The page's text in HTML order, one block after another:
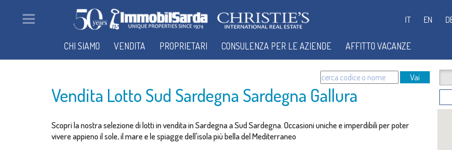
Vai
Vendita Lotto Sud Sardegna Sardegna Gallura
Scopri la nostra selezione di lotti in vendita in Sardegna a Sud Sardegna. Occasioni uniche e imperdibili per poter
vivere appieno il sole, il mare e le spiagge dell'isola più bella del Mediterraneo
EN
IT
CHI SIAMO VENDITA PROPRIETARI CONSULENZA PER LE AZIENDE AFFITTO VACANZE